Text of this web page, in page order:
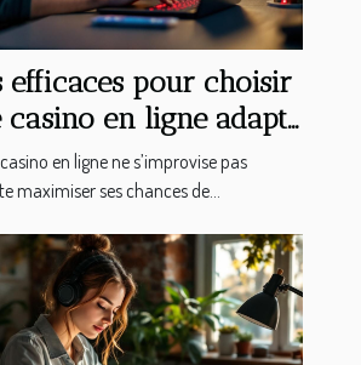
efficaces pour choisir
en ligne adapté
en ligne ne s’improvise pas
maximiser ses chances de...